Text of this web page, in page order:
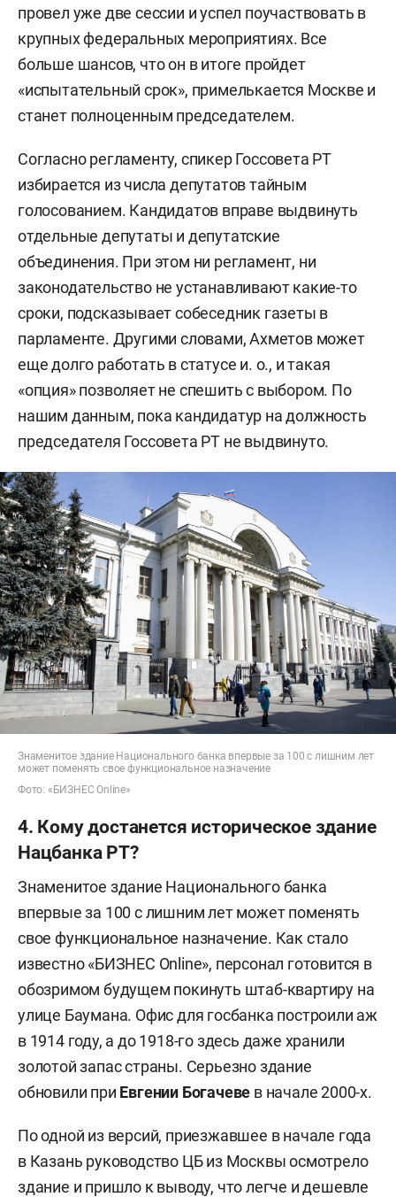
провел уже две сессии и успел поучаствовать в
крупных федеральных мероприятиях. Все
больше шансов, что он в итоге пройдет
«испытательный срок», примелькается Москве и
станет полноценным председателем.
Согласно регламенту, спикер Госсовета РТ
избирается из числа депутатов тайным
голосованием. Кандидатов вправе выдвинуть
отдельные депутаты и депутатские
объединения. При этом ни регламент, ни
законодательство не устанавливают какие-то
сроки, подсказывает собеседник газеты в
парламенте. Другими словами, Ахметов может
еще долго работать в статусе и. о., и такая
«опция» позволяет не спешить с выбором. По
нашим данным, пока кандидатур на должность
председателя Госсовета РТ не выдвинуто.
Знаменитое здание Национального банка впервые за 100 с лишним лет
может поменять свое функциональное назначение
Фото: «БИЗНЕС Online»
4. Кому достанется историческое здание
Нацбанка РТ?
Знаменитое здание Национального банка
впервые за 100 с лишним лет может поменять
свое функциональное назначение. Как стало
известно «БИЗНЕС Online», персонал готовится в
обозримом будущем покинуть штаб-квартиру на
улице Баумана. Офис для госбанка построили аж
в 1914 году, а до 1918-го здесь даже хранили
золотой запас страны. Серьезно здание
обновили при Евгении Богачеве в начале 2000-х.
По одной из версий, приезжавшее в начале года
в Казань руководство ЦБ из Москвы осмотрело
здание и пришло к выводу, что легче и дешевле